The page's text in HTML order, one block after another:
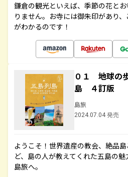
鎌倉の観光といえば、季節の花と
りません。お寺には御朱印があり
がわかるのです！
０１ 地球の
島 ４訂版
島旅
2024.07.04 発売
ようこそ！世界遺産の教会、絶品
ど、島の人が教えてくれた五島の魅
島旅へ。